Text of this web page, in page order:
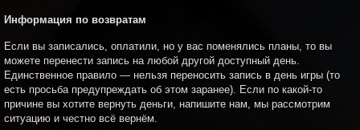
Информация по возвратам
Если вы записались, оплатили, но у вас поменялись планы, то вы
можете перенести запись на любой другой доступный день.
Единственное правило — нельзя переносить запись в день игры (то
есть просьба предупреждать об этом заранее). Если по какой-то
причине вы хотите вернуть деньги, напишите нам, мы рассмотрим
ситуацию и честно всё вернём.